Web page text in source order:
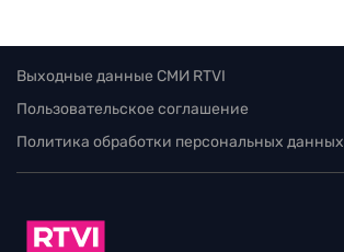
Выходные данные СМИ RTVI
Пользовательское соглашение
Политика обработки персональных данных